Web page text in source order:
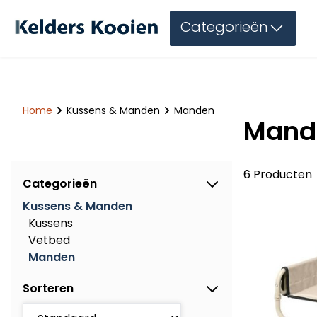
Categorieën
Home Kussens & Manden Manden
Categorieën
Kussens & Manden
Kussens
Vetbed
Manden
Sorteren
6 Producten